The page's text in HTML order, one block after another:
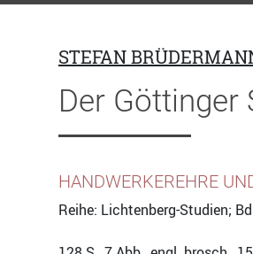
STEFAN
Der Göttinger
HANDWERKEREHRE
Reihe: Lichtenberg-Studien;